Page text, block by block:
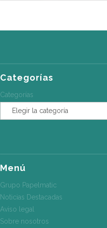
Categorías
Categorías
Menú
Grupo Papelmatic
Noticias Destacadas
Aviso legal
Sobre nosotros